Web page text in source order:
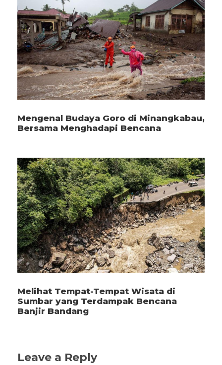
Mengenal Budaya Goro di Minangkabau,
Bersama Menghadapi Bencana
Melihat Tempat-Tempat Wisata di
Sumbar yang Terdampak Bencana
Banjir Bandang
Leave a Reply